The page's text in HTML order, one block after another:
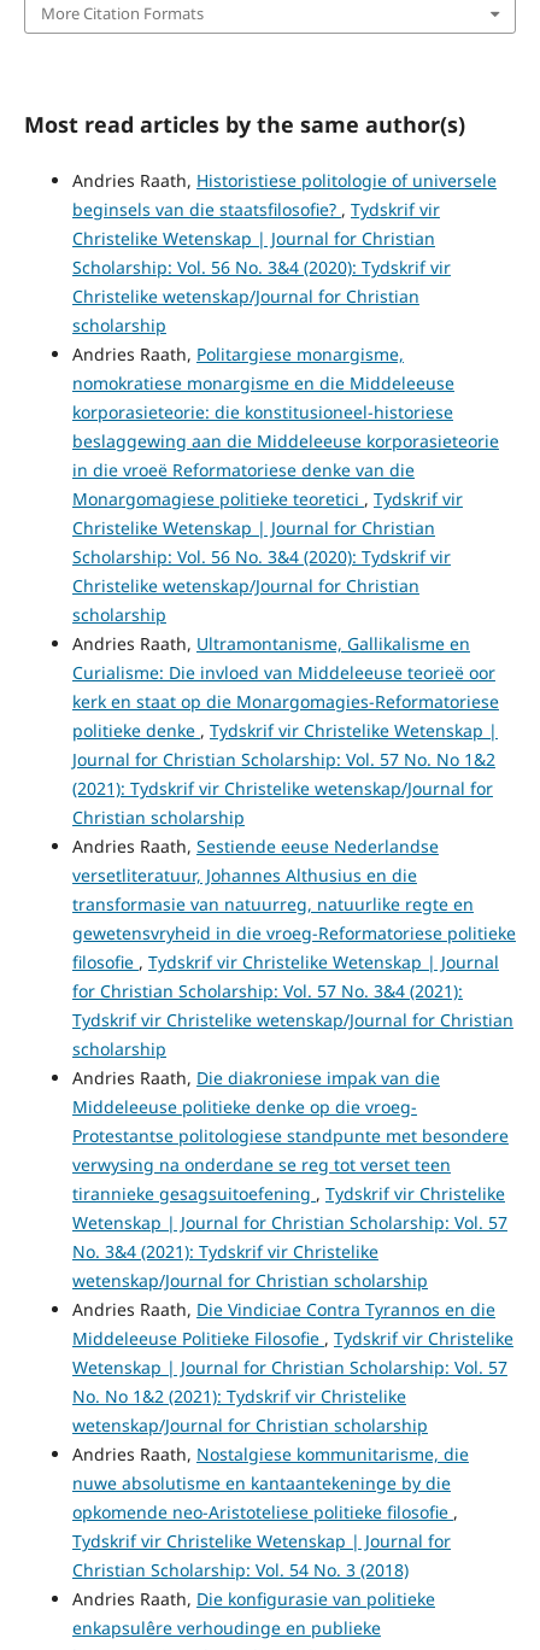
More Citation Formats
Most read articles by the same author(s)
Andries Raath, Historistiese politologie of universele
beginsels van die staatsfilosofie? , Tydskrif vir
Christelike Wetenskap | Journal for Christian
Scholarship: Vol. 56 No. 3&4 (2020): Tydskrif vir
Christelike wetenskap/Journal for Christian
scholarship
Andries Raath, Politargiese monargisme,
nomokratiese monargisme en die Middeleeuse
korporasieteorie: die konstitusioneel-historiese
beslaggewing aan die Middeleeuse korporasieteorie
in die vroeë Reformatoriese denke van die
Monargomagiese politieke teoretici , Tydskrif vir
Christelike Wetenskap | Journal for Christian
Scholarship: Vol. 56 No. 3&4 (2020): Tydskrif vir
Christelike wetenskap/Journal for Christian
scholarship
Andries Raath, Ultramontanisme, Gallikalisme en
Curialisme: Die invloed van Middeleeuse teorieë oor
kerk en staat op die Monargomagies-Reformatoriese
politieke denke , Tydskrif vir Christelike Wetenskap |
Journal for Christian Scholarship: Vol. 57 No. No 1&2
(2021): Tydskrif vir Christelike wetenskap/Journal for
Christian scholarship
Andries Raath, Sestiende eeuse Nederlandse
versetliteratuur, Johannes Althusius en die
transformasie van natuurreg, natuurlike regte en
gewetensvryheid in die vroeg-Reformatoriese politieke
filosofie , Tydskrif vir Christelike Wetenskap | Journal
for Christian Scholarship: Vol. 57 No. 3&4 (2021):
Tydskrif vir Christelike wetenskap/Journal for Christian
scholarship
Andries Raath, Die diakroniese impak van die
Middeleeuse politieke denke op die vroeg-
Protestantse politologiese standpunte met besondere
verwysing na onderdane se reg tot verset teen
tirannieke gesagsuitoefening , Tydskrif vir Christelike
Wetenskap | Journal for Christian Scholarship: Vol. 57
No. 3&4 (2021): Tydskrif vir Christelike
wetenskap/Journal for Christian scholarship
Andries Raath, Die Vindiciae Contra Tyrannos en die
Middeleeuse Politieke Filosofie , Tydskrif vir Christelike
Wetenskap | Journal for Christian Scholarship: Vol. 57
No. No 1&2 (2021): Tydskrif vir Christelike
wetenskap/Journal for Christian scholarship
Andries Raath, Nostalgiese kommunitarisme, die
nuwe absolutisme en kantaantekeninge by die
opkomende neo-Aristoteliese politieke filosofie ,
Tydskrif vir Christelike Wetenskap | Journal for
Christian Scholarship: Vol. 54 No. 3 (2018)
Andries Raath, Die konfigurasie van politieke
enkapsulêre verhoudinge en publieke